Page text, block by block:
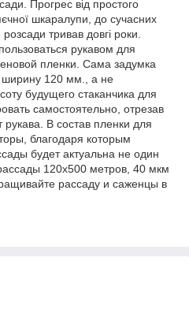
Прогрес від простого
шкаралупи, до сучасних
тривав довгі роки.
рукавом для
пленки. Сама задумка
ширину 120 мм., а не
будущего стаканчика для
самостоятельно, отрезав
рукава. В состав пленки для
благодаря которым
будет актуальна не один
120х500 метров, 40 мкм
рассаду и саженцы в